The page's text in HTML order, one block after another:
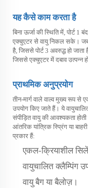
यह कैसे काम करता है
बिना ऊर्जा की स्थिति में, पोर्ट 1
एक्चुएटर से वायु निकल सके। जब
है, जिससे पोर्ट 3 अवरुद्ध हो जाता
जिससे एक्चुएटर में दबाव उत्पन्न
प्राथमिक अनुप्रयोग
तीन-मार्ग वाले वाल्व मुख्य रूप
उपयोग किए जाते हैं। ये
संपीड़ित वायु की आवश्यकता
आंतरिक यांत्रिक स्प्रिंग या
प्रकार हैं:
एकल-क्रियाशील
वायुचालित क्लैम्पिंग
वायु बैग या बैलोज़।